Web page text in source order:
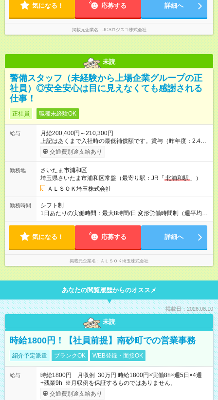
気になる！ 応募する 詳細へ
掲載元企業名 JCSロジスコ株式会社
未読
警備スタッフ（未経験から上場企業グループの正
社員）◎安全安心は目に見えなくても感謝される
仕事！
正社員 職種未経験OK
給与
月給200,400円～210,300円
上記はあくまで入社時の最低補償額です。賞与（昨年度：2.4ヶ
月分）、時間外手当、家族手当など別途支給します。 【入社1年
目の給与例】 ＜月収＞ 月収約25万円～26万円 ・29歳、高卒、
00勤務 ・残業月30時間および深夜手当含む ＜年収＞ 約350万円
～365万円（賞与含む） ◎入社祝金あり（社内規定による） ＜
給与のコントロールも可能！＞ 夜勤や当務で22時から翌5時ま
での勤務は25％の割増賃金になるので、日勤だけの社員より月2
万円くらい高くなります。担当施設次第で残業時間の調整もで
きるため、「プライベート重視」「収入重視」などを伺いつ
試用期間の長さ：6ヶ月 雇用形態、給与は本採用時と同じです。
交通費別途支給あり
勤務地
さいたま市浦和区
埼玉県さいたま市浦和区常盤（最寄り駅：JR「 北浦和駅 」）
ＡＬＳＯＫ埼玉株式会社
勤務時間
シフト制
1日あたりの実働時間：最大8時間/日 変形労働時間制（週平均実
働40 時間） ＜希望を踏まえ、いずれかを約6ヶ月継続＞ 【1／
09：00（休憩時間180分） 【3／当務】9：00～翌9：00（休憩
途支給します。
気になる！ 応募する 詳細へ
掲載元企業名 ＡＬＳＯＫ埼玉株式会社
あなたの閲覧履歴からのオススメ
掲載日：2026.08.10
未読
時給1800円！【社員前提】南砂町での営業事務
紹介予定派遣 ブランクOK WEB登録・面接OK
給与
時給1800円 月収例 30万円 時給1800円×実働8h×週5日×4週
+残業9h ※月収例を保証するものではありません。
交通費別途支給あり